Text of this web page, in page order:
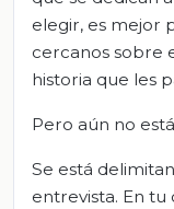
elegir, es mejor
cercanos sobre
historia que les
Pero aún no
Se está
entrevista. En